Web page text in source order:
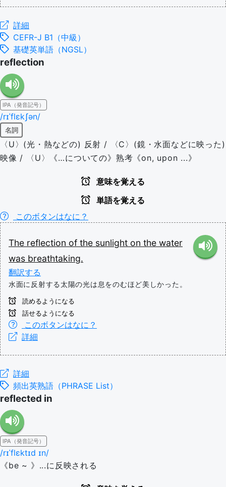
詳細
CEFR-J B1（中級）
基礎英単語（NGSL）
reflection
IPA（発音記号）
/rɪˈflɛkʃən/
名詞
〈U〉(光・熱などの) 反射 / 〈C〉(鏡・水面などに映った)
映像 / 〈U〉《…についての》熟考《on, upon ...》
意味を覚える
単語を覚える
このボタンはなに？
The reflection of the sunlight on the water
was breathtaking.
翻訳する
水面に反射する太陽の光は息をのむほど美しかった。
読めるようになる
話せるようになる
このボタンはなに？
詳細
詳細
頻出英熟語（PHRASE List）
reflected in
IPA（発音記号）
/rɪˈflɛktɪd ɪn/
《be ~ 》...に反映される